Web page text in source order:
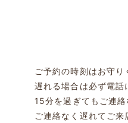
ご予約の時刻はお守り
遅れる場合は必ず電話
15分を過ぎてもご連絡
ご連絡なく遅れてご